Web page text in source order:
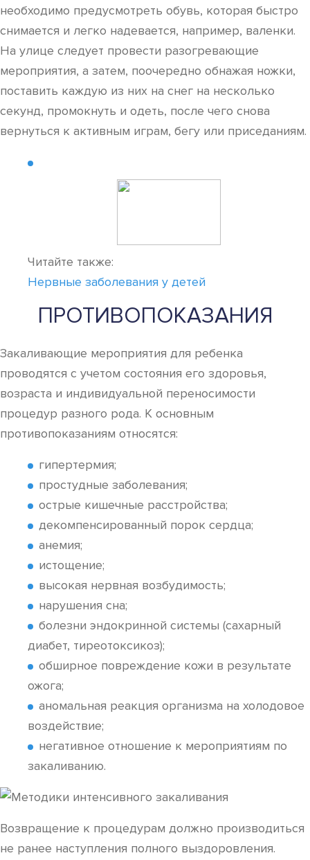
необходимо предусмотреть обувь, которая быстро
снимается и легко надевается, например, валенки.
На улице следует провести разогревающие
мероприятия, а затем, поочередно обнажая ножки,
поставить каждую из них на снег на несколько
секунд, промокнуть и одеть, после чего снова
вернуться к активным играм, бегу или приседаниям.
Читайте также:
Нервные заболевания у детей
ПРОТИВОПОКАЗАНИЯ
Закаливающие мероприятия для ребенка
проводятся с учетом состояния его здоровья,
возраста и индивидуальной переносимости
процедур разного рода. К основным
противопоказаниям относятся:
гипертермия;
простудные заболевания;
острые кишечные расстройства;
декомпенсированный порок сердца;
анемия;
истощение;
высокая нервная возбудимость;
нарушения сна;
болезни эндокринной системы (сахарный
диабет, тиреотоксикоз);
обширное повреждение кожи в результате
ожога;
аномальная реакция организма на холодовое
воздействие;
негативное отношение к мероприятиям по
закаливанию.
Возвращение к процедурам должно производиться
не ранее наступления полного выздоровления.